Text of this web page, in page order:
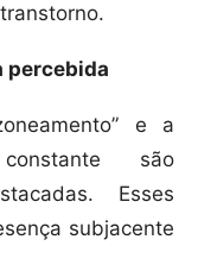
percebida
e a
são
Esses
subjacente